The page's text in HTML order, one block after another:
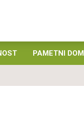
PAMETNI DOM